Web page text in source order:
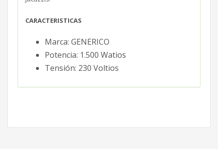
CARACTERISTICAS
Marca: GENERICO
Potencia: 1.500 Watios
Tensión: 230 Voltios